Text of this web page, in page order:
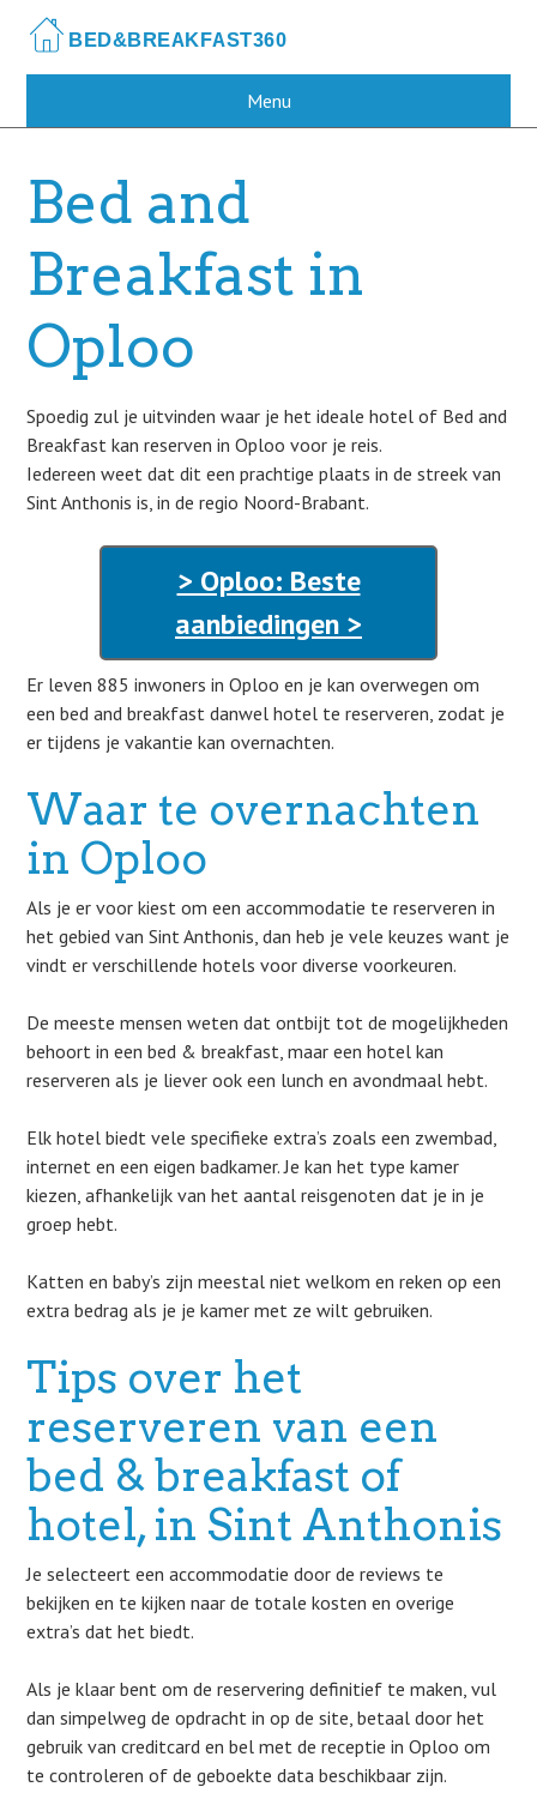
main
Menu
Bed and
Breakfast in
Oploo
Spoedig zul je uitvinden waar je het ideale hotel of Bed and
Breakfast kan reserven in Oploo voor je reis.
Iedereen weet dat dit een prachtige plaats in de streek van
Sint Anthonis is, in de regio Noord-Brabant.
> Oploo: Beste
aanbiedingen >
Er leven 885 inwoners in Oploo en je kan overwegen om
een bed and breakfast danwel hotel te reserveren, zodat je
er tijdens je vakantie kan overnachten.
Waar te overnachten
in Oploo
Als je er voor kiest om een accommodatie te reserveren in
het gebied van Sint Anthonis, dan heb je vele keuzes want je
vindt er verschillende hotels voor diverse voorkeuren.
De meeste mensen weten dat ontbijt tot de mogelijkheden
behoort in een bed & breakfast, maar een hotel kan
reserveren als je liever ook een lunch en avondmaal hebt.
Elk hotel biedt vele specifieke extra’s zoals een zwembad,
internet en een eigen badkamer. Je kan het type kamer
kiezen, afhankelijk van het aantal reisgenoten dat je in je
groep hebt.
Katten en baby’s zijn meestal niet welkom en reken op een
extra bedrag als je je kamer met ze wilt gebruiken.
Tips over het
reserveren van een
bed & breakfast of
hotel, in Sint Anthonis
Je selecteert een accommodatie door de reviews te
bekijken en te kijken naar de totale kosten en overige
extra’s dat het biedt.
Als je klaar bent om de reservering definitief te maken, vul
dan simpelweg de opdracht in op de site, betaal door het
gebruik van creditcard en bel met de receptie in Oploo om
te controleren of de geboekte data beschikbaar zijn.